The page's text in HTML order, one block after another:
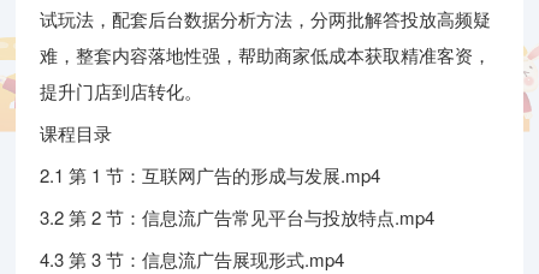
试玩法，配套后台数据分析方法，分两批解答投放高频疑
难，整套内容落地性强，帮助商家低成本获取精准客资，
提升门店到店转化。
课程目录
2.1 第 1 节：互联网广告的形成与发展.mp4
3.2 第 2 节：信息流广告常见平台与投放特点.mp4
4.3 第 3 节：信息流广告展现形式.mp4